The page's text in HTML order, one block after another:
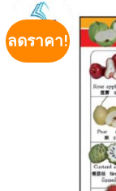
ลดราคา!